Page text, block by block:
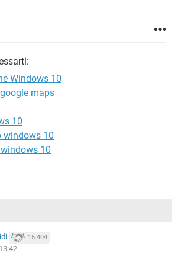
Windows 10
maps
10
windows 10
10
15.404